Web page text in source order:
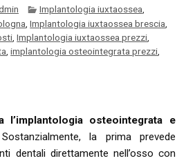
Implantologia iuxtaossea
,Implantologia iuxtaossea brescia,
,Implantologia iuxtaossea prezzi,
,implantologia osteointegrata prezzi,
l’implantologia osteointegrata e
la prima prevede
dentali direttamente nell’osso con